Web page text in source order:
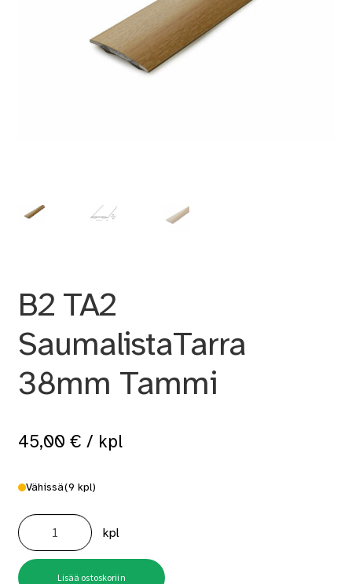
B2 TA2
SaumalistaTarra
38mm Tammi
45,00 € / kpl
Vähissä(9 kpl)
B2
TA2
SaumalistaTarra
38mm
Tammi
määrä
kpl
Lisää ostoskoriin